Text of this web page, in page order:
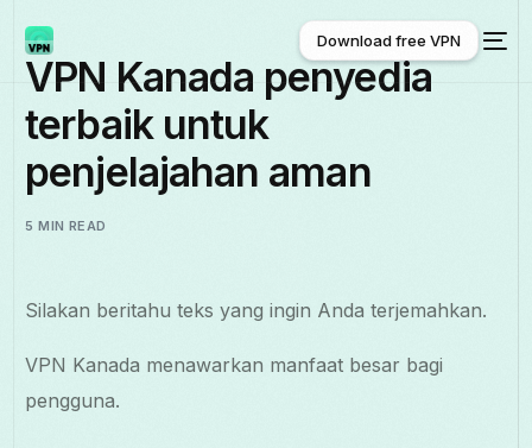
Download free VPN
Download free VPN
VPN Kanada penyedia
terbaik untuk
penjelajahan aman
5 MIN READ
Silakan beritahu teks yang ingin Anda terjemahkan.
VPN Kanada menawarkan manfaat besar bagi
pengguna.